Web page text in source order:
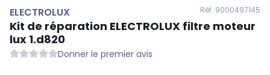
ELECTROLUX Réf. 9000497145
Kit de réparation ELECTROLUX filtre moteur
lux 1.d820
Donner le premier avis